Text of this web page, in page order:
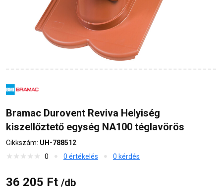
Bramac Durovent Reviva Helyiség
kiszellőztető egység NA100 téglavörös
Cikkszám: UH-788512
0
0 értékelés 0 kérdés
36 205 Ft /db